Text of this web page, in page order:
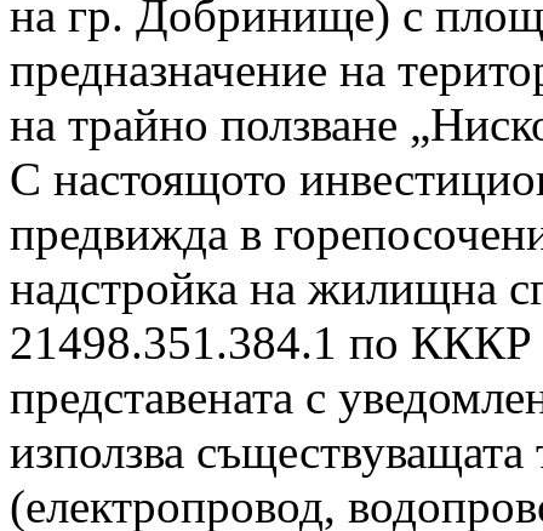
на гр. Добринище) с
предназначение на
на трайно ползване
С настоящото
предвижда в
надстройка на жилищна
21498.351.384.1 по
представената с
използва
(електропровод,